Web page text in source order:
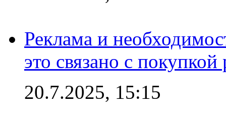
Реклама и
это связано с покупкой
20.7.2025, 15:15